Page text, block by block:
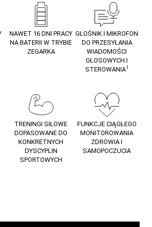
NAWET 16 DNI PRACY
NA BATERII W TRYBIE
ZEGARKA
GŁOŚNIK I MIKROFON
DO PRZESYŁANIA
WIADOMOŚCI
GŁOSOWYCH I
STEROWANIA1
TRENINGI SIŁOWE
DOPASOWANE DO
KONKRETNYCH
DYSCYPLIN
SPORTOWYCH
FUNKCJE CIĄGŁEGO
MONITOROWANIA
ZDROWIA I
SAMOPOCZUCIA